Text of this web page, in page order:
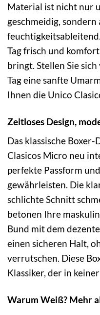
Material ist nicht nur
geschmeidig,
Tag frisch und
bringt. Stellen Sie
Tag eine sanfte
Ihnen die Unico
Zeitloses Design,
Das klassische
Clasicos Micro neu
perfekte Passform
gewährleisten. Die
schlichte Schnitt
betonen Ihre
Bund mit dem
einen sicheren Halt,
verrutschen. Diese
Klassiker, der in
Warum Weiß? Mehr